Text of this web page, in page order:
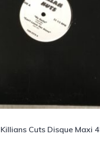
Cuts Disque Maxi